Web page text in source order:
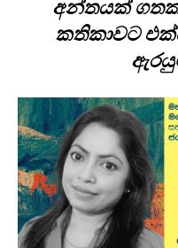
අන්තයක්
කතිකාවට